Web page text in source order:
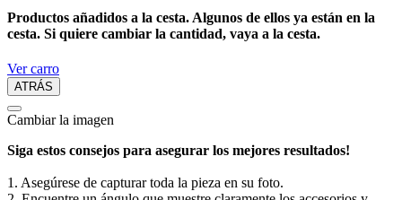
Productos añadidos a la cesta. Algunos de ellos ya están en la
cesta. Si quiere cambiar la cantidad, vaya a la cesta.
Ver carro
ATRÁS
Cambiar la imagen
Siga estos consejos para asegurar los mejores resultados!
1. Asegúrese de capturar toda la pieza en su foto.